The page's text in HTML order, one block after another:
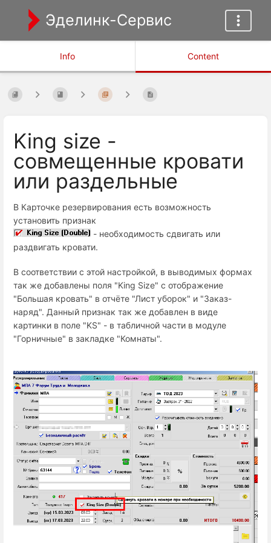
Эделинк-Сервис
Info Content
King size -
совмещенные кровати
или раздельные
В Карточке резервирования есть возможность
установить признак
- необходимость сдвигать или
раздвигать кровати.
В соответствии с этой настройкой, в выводимых формах
так же добавлены поля "King Size" с отображение
"Большая кровать" в отчёте "Лист уборок" и "Заказ-
наряд". Данный признак так же добавлен в виде
картинки в поле "KS" - в табличной части в модуле
"Горничные" в закладке "Комнаты".